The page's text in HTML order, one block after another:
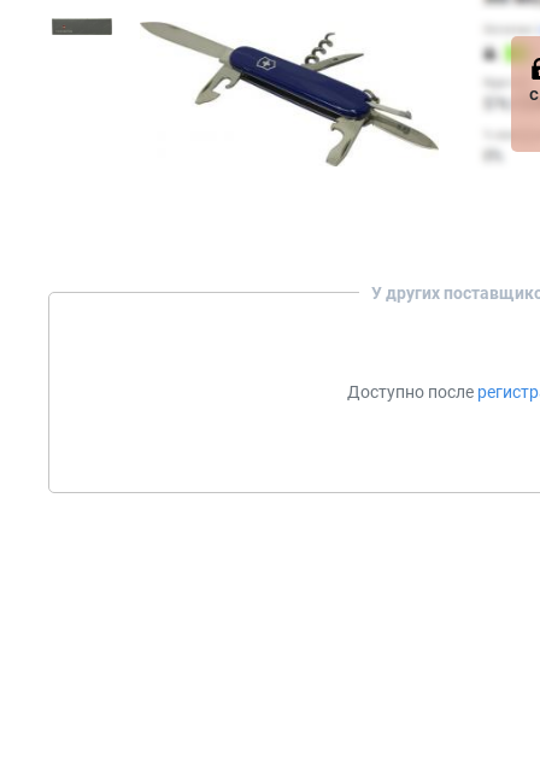
У других
Доступно после